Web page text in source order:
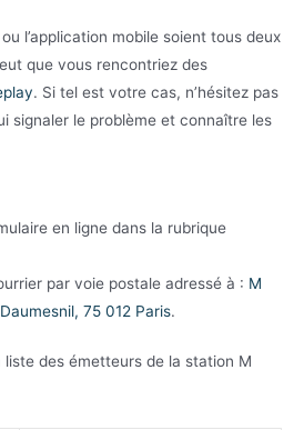
l’application mobile soient tous deux
que vous rencontriez des
. Si tel est votre cas, n’hésitez pas
signaler le problème et connaître les
en ligne dans la rubrique
par voie postale adressé à : M
75 012 Paris.
des émetteurs de la station M